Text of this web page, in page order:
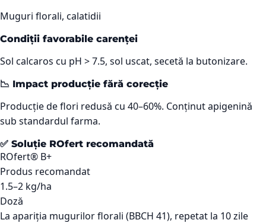
Muguri florali, calatidii
Condiții favorabile carenței
Sol calcaros cu pH > 7.5, sol uscat, secetă la butonizare.
📉 Impact producție fără corecție
Producție de flori redusă cu 40–60%. Conținut apigenină
sub standardul farma.
✅ Soluție ROfert recomandată
ROfert® B+
Produs recomandat
1.5–2 kg/ha
Doză
La apariția mugurilor florali (BBCH 41), repetat la 10 zile